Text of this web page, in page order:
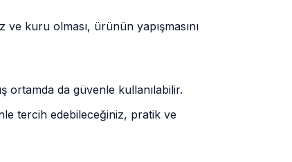
kuru olması, ürünün yapışmasını
ortamda da güvenle kullanılabilir.
tercih edebileceğiniz, pratik ve